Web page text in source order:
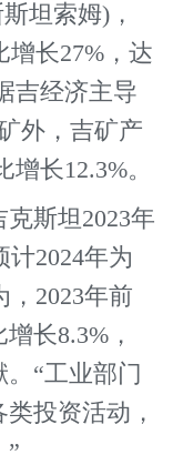
坦索姆)，
增长27%，达
吉经济主导
外，吉矿产
长12.3%。
斯坦2023年
2024年为
，2023年前
长8.3%，
“工业部门
投资活动，
”